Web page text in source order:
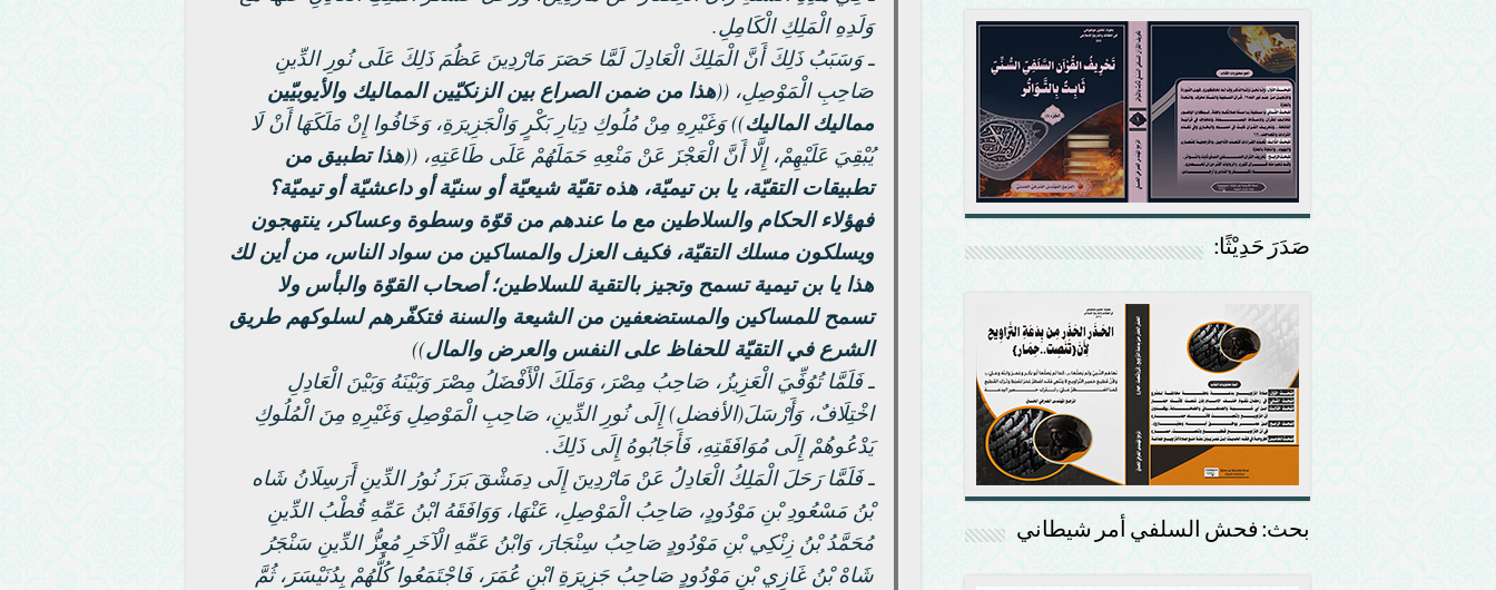
وَلَدِهِ الْمَلِكِ الْكَامِلِ.
ـ وَسَبَبُ ذَلِكَ أَنَّ الْمَلِكَ الْعَادِلَ لَمَّا حَصَرَ مَارْدِينَ عَظُمَ ذَلِكَ عَلَى نُورِ الدِّينِ
صَاحِبِ الْمَوْصِلِ، ((هذا من ضمن الصراع بين الزنكيّين المماليك والأيوبيّين
مماليك الماليك)) وَغَيْرِهِ مِنْ مُلُوكِ دِيَارِ بَكْرٍ وَالْجَزِيرَةِ، وَخَافُوا إِنْ مَلَكَهَا أَنْ لَا
يُبْقِيَ عَلَيْهِمْ، إِلَّا أَنَّ الْعَجْزَ عَنْ مَنْعِهِ حَمَلَهُمْ عَلَى طَاعَتِهِ، ((هذا تطبيق من
تطبيقات التقيّة، يا بن تيميّة، هذه تقيّة شيعيّة أو سنيّة أو داعشيّة أو تيميّة؟
فهؤلاء الحكام والسلاطين مع ما عندهم من قوّة وسطوة وعساكر، ينتهجون
ويسلكون مسلك التقيّة، فكيف العزل والمساكين من سواد الناس، من أين لك
هذا يا بن تيمية تسمح وتجيز بالتقية للسلاطين؛ أصحاب القوّة والبأس ولا
تسمح للمساكين والمستضعفين من الشيعة والسنة فتكفّرهم لسلوكهم طريق
الشرع في التقيّة للحفاظ على النفس والعرض والمال))
ـ فَلَمَّا تُوُفِّيَ الْعَزِيزُ، صَاحِبُ مِصْرَ، وَمَلَكَ الْأَفْضَلُ مِصْرَ وَبَيْنَهُ وَبَيْنَ الْعَادِلِ
اخْتِلَافٌ، وَأَرْسَلَ(الأفضل) إِلَى نُورِ الدِّينِ، صَاحِبِ الْمَوْصِلِ وَغَيْرِهِ مِنَ الْمُلُوكِ
يَدْعُوهُمْ إِلَى مُوَافَقَتِهِ، فَأَجَابُوهُ إِلَى ذَلِكَ.
ـ فَلَمَّا رَحَلَ الْمَلِكُ الْعَادِلُ عَنْ مَارْدِينَ إِلَى دِمَشْقَ بَرَزَ نُورُ الدِّينِ أَرَسِلَانُ شَاه
بْنُ مَسْعُودِ بْنِ مَوْدُودٍ، صَاحِبُ الْمَوْصِلِ، عَنْهَا، وَوَافَقَهُ ابْنُ عَمِّهِ قُطْبُ الدِّينِ
مُحَمَّدُ بْنُ زِنْكِي بْنِ مَوْدُودٍ صَاحِبُ سِنْجَارَ، وَابْنُ عَمِّهِ الْآخَرِ مُعِزُّ الدِّينِ سَنْجَرُ
شَاهْ بْنُ غَازِي بْنِ مَوْدُودٍ صَاحِبُ جَزِيرَةِ ابْنِ عُمَرَ، فَاجْتَمَعُوا كُلُّهُمْ بِدُنَيْسَرَ، ثُمَّ
صَدَرَ حَدِيْثًا:
بحث: فحش السلفي أمر شيطاني